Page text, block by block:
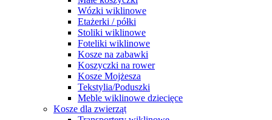
Wózki wiklinowe
Etażerki / półki
Stoliki wiklinowe
Foteliki wiklinowe
Kosze na zabawki
Koszyczki na rower
Kosze Mojżesza
Tekstylia/Poduszki
Meble wiklinowe dziecięce
Kosze dla zwierząt